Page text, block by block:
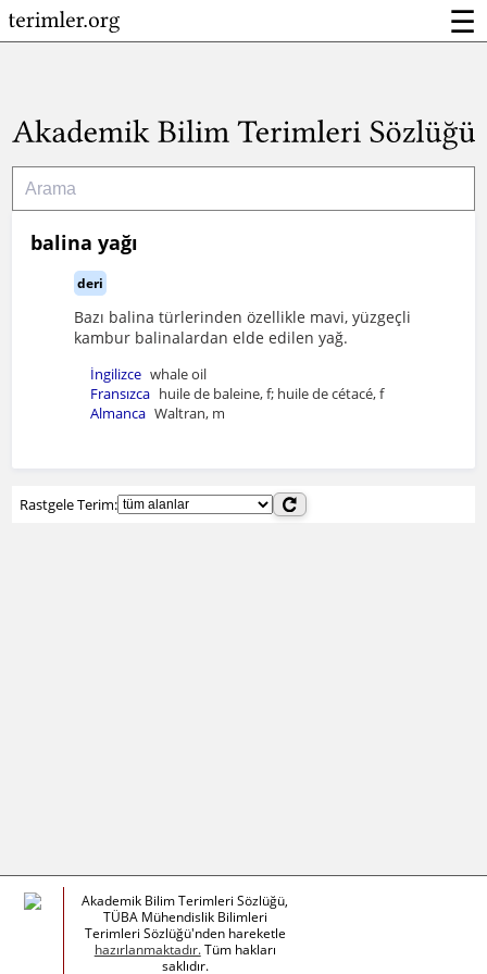
☰
balina yağı
deri
Bazı balina türlerinden özellikle mavi, yüzgeçli
kambur balinalardan elde edilen yağ.
İngilizce whale oil
Fransızca huile de baleine, f; huile de cétacé, f
Almanca Waltran, m
Rastgele Terim:
Akademik Bilim Terimleri Sözlüğü,
TÜBA Mühendislik Bilimleri
Terimleri Sözlüğü'nden hareketle
hazırlanmaktadır.Tüm hakları
saklıdır.